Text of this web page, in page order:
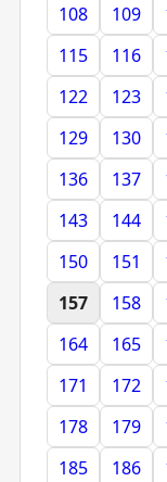
108
109
115
116
122
123
129
130
136
137
143
144
150
151
157
158
164
165
171
172
178
179
185
186